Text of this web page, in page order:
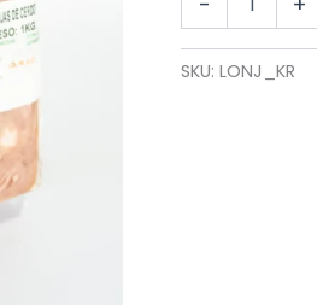
KILO
REBANADO
SKU: LONJ_KR